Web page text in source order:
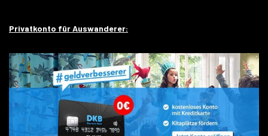
Privatkonto für Auswanderer: